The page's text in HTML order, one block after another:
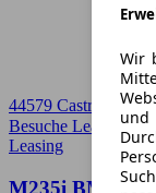
Wir
44579 Castrop-
Besuche LeasingTime
Leasing
M235i BMW